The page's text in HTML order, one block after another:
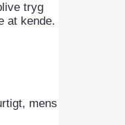
tryg
at kende.
mens